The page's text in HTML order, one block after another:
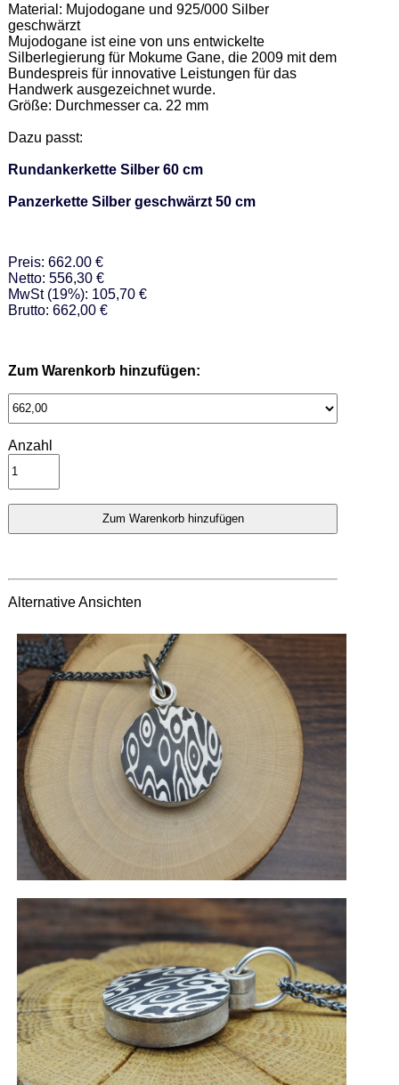
Material: Mujodogane und 925/000 Silber
geschwärzt
Mujodogane ist eine von uns entwickelte
Silberlegierung für Mokume Gane, die 2009 mit dem
Bundespreis für innovative Leistungen für das
Handwerk ausgezeichnet wurde.
Größe: Durchmesser ca. 22 mm
Dazu passt:
Rundankerkette Silber 60 cm
Panzerkette Silber geschwärzt 50 cm
Preis: 662.00 €
Netto: 556,30 €
MwSt (19%): 105,70 €
Brutto: 662,00 €
Zum Warenkorb hinzufügen:
Anzahl
Alternative Ansichten